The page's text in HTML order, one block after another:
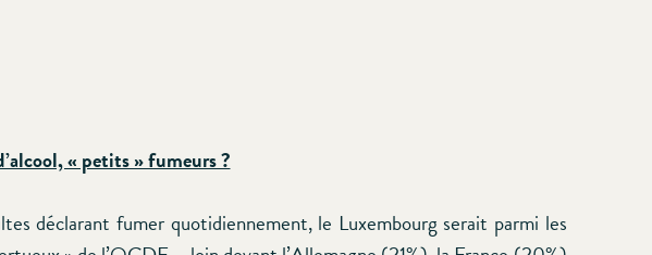
« petits » fumeurs ?
déclarant fumer quotidiennement, le Luxembourg serait parmi les